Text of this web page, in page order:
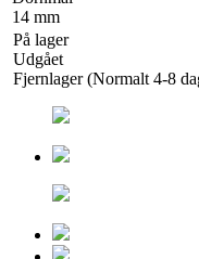
På lager
Udgået
Fjernlager (Normalt 4-8